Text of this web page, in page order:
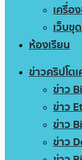
เครื่อ
เว็บขุ
ห้องเรียน
ข่าวคริปโต
ข่าว
ข่าว
ข่าว
ข่าว